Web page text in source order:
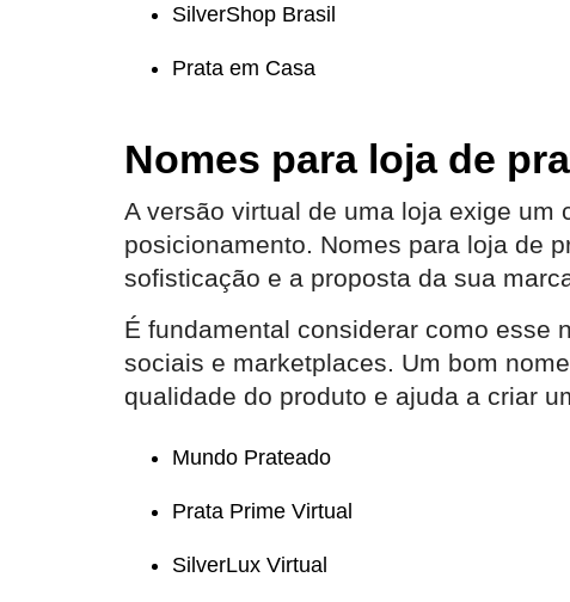
SilverShop Brasil
Prata em Casa
Nomes para loja de
A versão virtual de uma loja exige um
posicionamento. Nomes para loja de
sofisticação e a proposta da sua
É fundamental considerar como esse
sociais e marketplaces. Um bom
qualidade do produto e ajuda a criar
Mundo Prateado
Prata Prime Virtual
SilverLux Virtual